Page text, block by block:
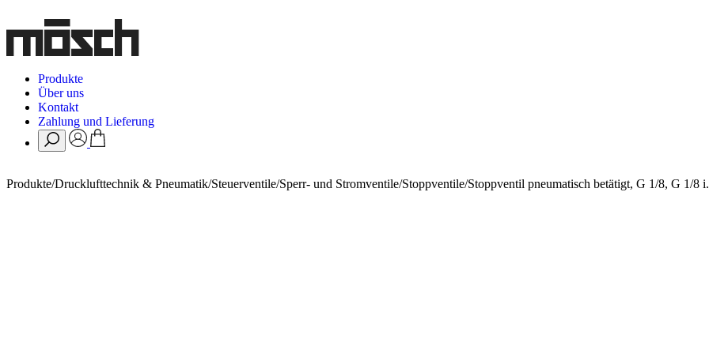
Produkte
Über uns
Kontakt
Zahlung und Lieferung
Produkte/Drucklufttechnik & Pneumatik/Steuerventile/Sperr- und Stromventile/Stoppventile/Stoppventil pneumatisch betätigt, G 1/8, G 1/8